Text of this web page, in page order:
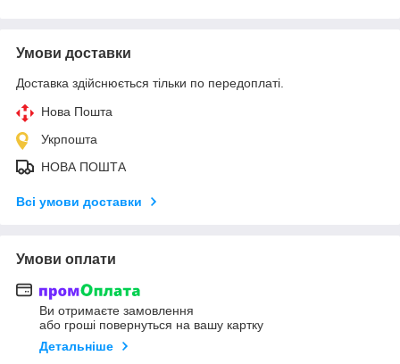
Умови доставки
Доставка здійснюється тільки по передоплаті.
Нова Пошта
Укрпошта
НОВА ПОШТА
Всі умови доставки
Умови оплати
Ви отримаєте замовлення
або гроші повернуться на вашу картку
Детальніше